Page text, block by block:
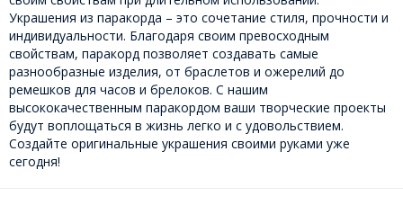
Украшения из паракорда – это сочетание стиля, прочности и
индивидуальности. Благодаря своим превосходным
свойствам, паракорд позволяет создавать самые
разнообразные изделия, от браслетов и ожерелий до
ремешков для часов и брелоков. С нашим
высококачественным паракордом ваши творческие проекты
будут воплощаться в жизнь легко и с удовольствием.
Создайте оригинальные украшения своими руками уже
сегодня!